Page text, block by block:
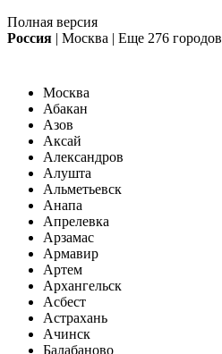
Полная версия
Россия | Москва | Еще 276 городов
Москва
Абакан
Азов
Аксай
Александров
Алушта
Альметьевск
Анапа
Апрелевка
Арзамас
Армавир
Артем
Архангельск
Асбест
Астрахань
Ачинск
Балабаново